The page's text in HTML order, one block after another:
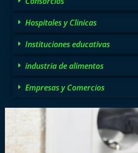
Hospitales y Clinicas
Instituciones educativas
industria de alimentos
Empresas y Comercios